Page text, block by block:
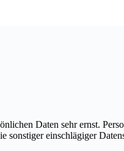
Daten sehr ernst.
sonstiger einschlägiger